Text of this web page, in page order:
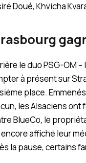
Doué, Khvicha
le duo PSG-OM
à présent sur
place.
les Alsaciens ont
BlueCo, le
affiché leur
la pause, certains